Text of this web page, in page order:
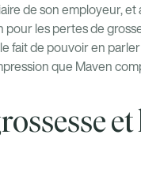
de son employeur, et
les pertes de
fait de pouvoir en
que Maven
et